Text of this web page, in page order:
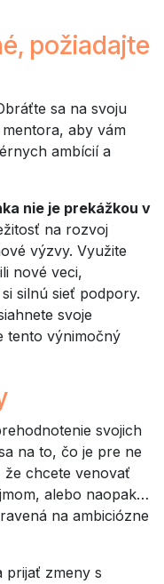
požiadajte
sa na svoju
aby vám
ambícií a
nie je prekážkou v
na rozvoj
výzvy. Využite
nové veci,
silnú sieť podpory.
svoje
tento výnimočný
svojich
na to, čo je pre ne
chcete venovať
alebo naopak…
na ambiciózne
prijať zmeny s